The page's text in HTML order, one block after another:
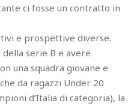
ci fosse un contratto in
e prospettive diverse.
serie B e avere
una squadra giovane e
da ragazzi Under 20
d’Italia di categoria), la